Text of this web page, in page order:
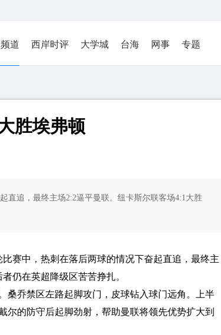
道 西岸时评 大学城 台海 网事 专题
胜埃弗顿
直追，最终主场2:2逼平曼联。纽卡斯尔联客场4:1大胜
赛中，热刺在落后两球的情况下奋起直追，最终主
仍在英超降级区苦苦挣扎。
桑乔禁区左路起脚攻门，皮球钻入球门远角。上半
的防守后起脚劲射，帮助曼联将领先优势扩大到